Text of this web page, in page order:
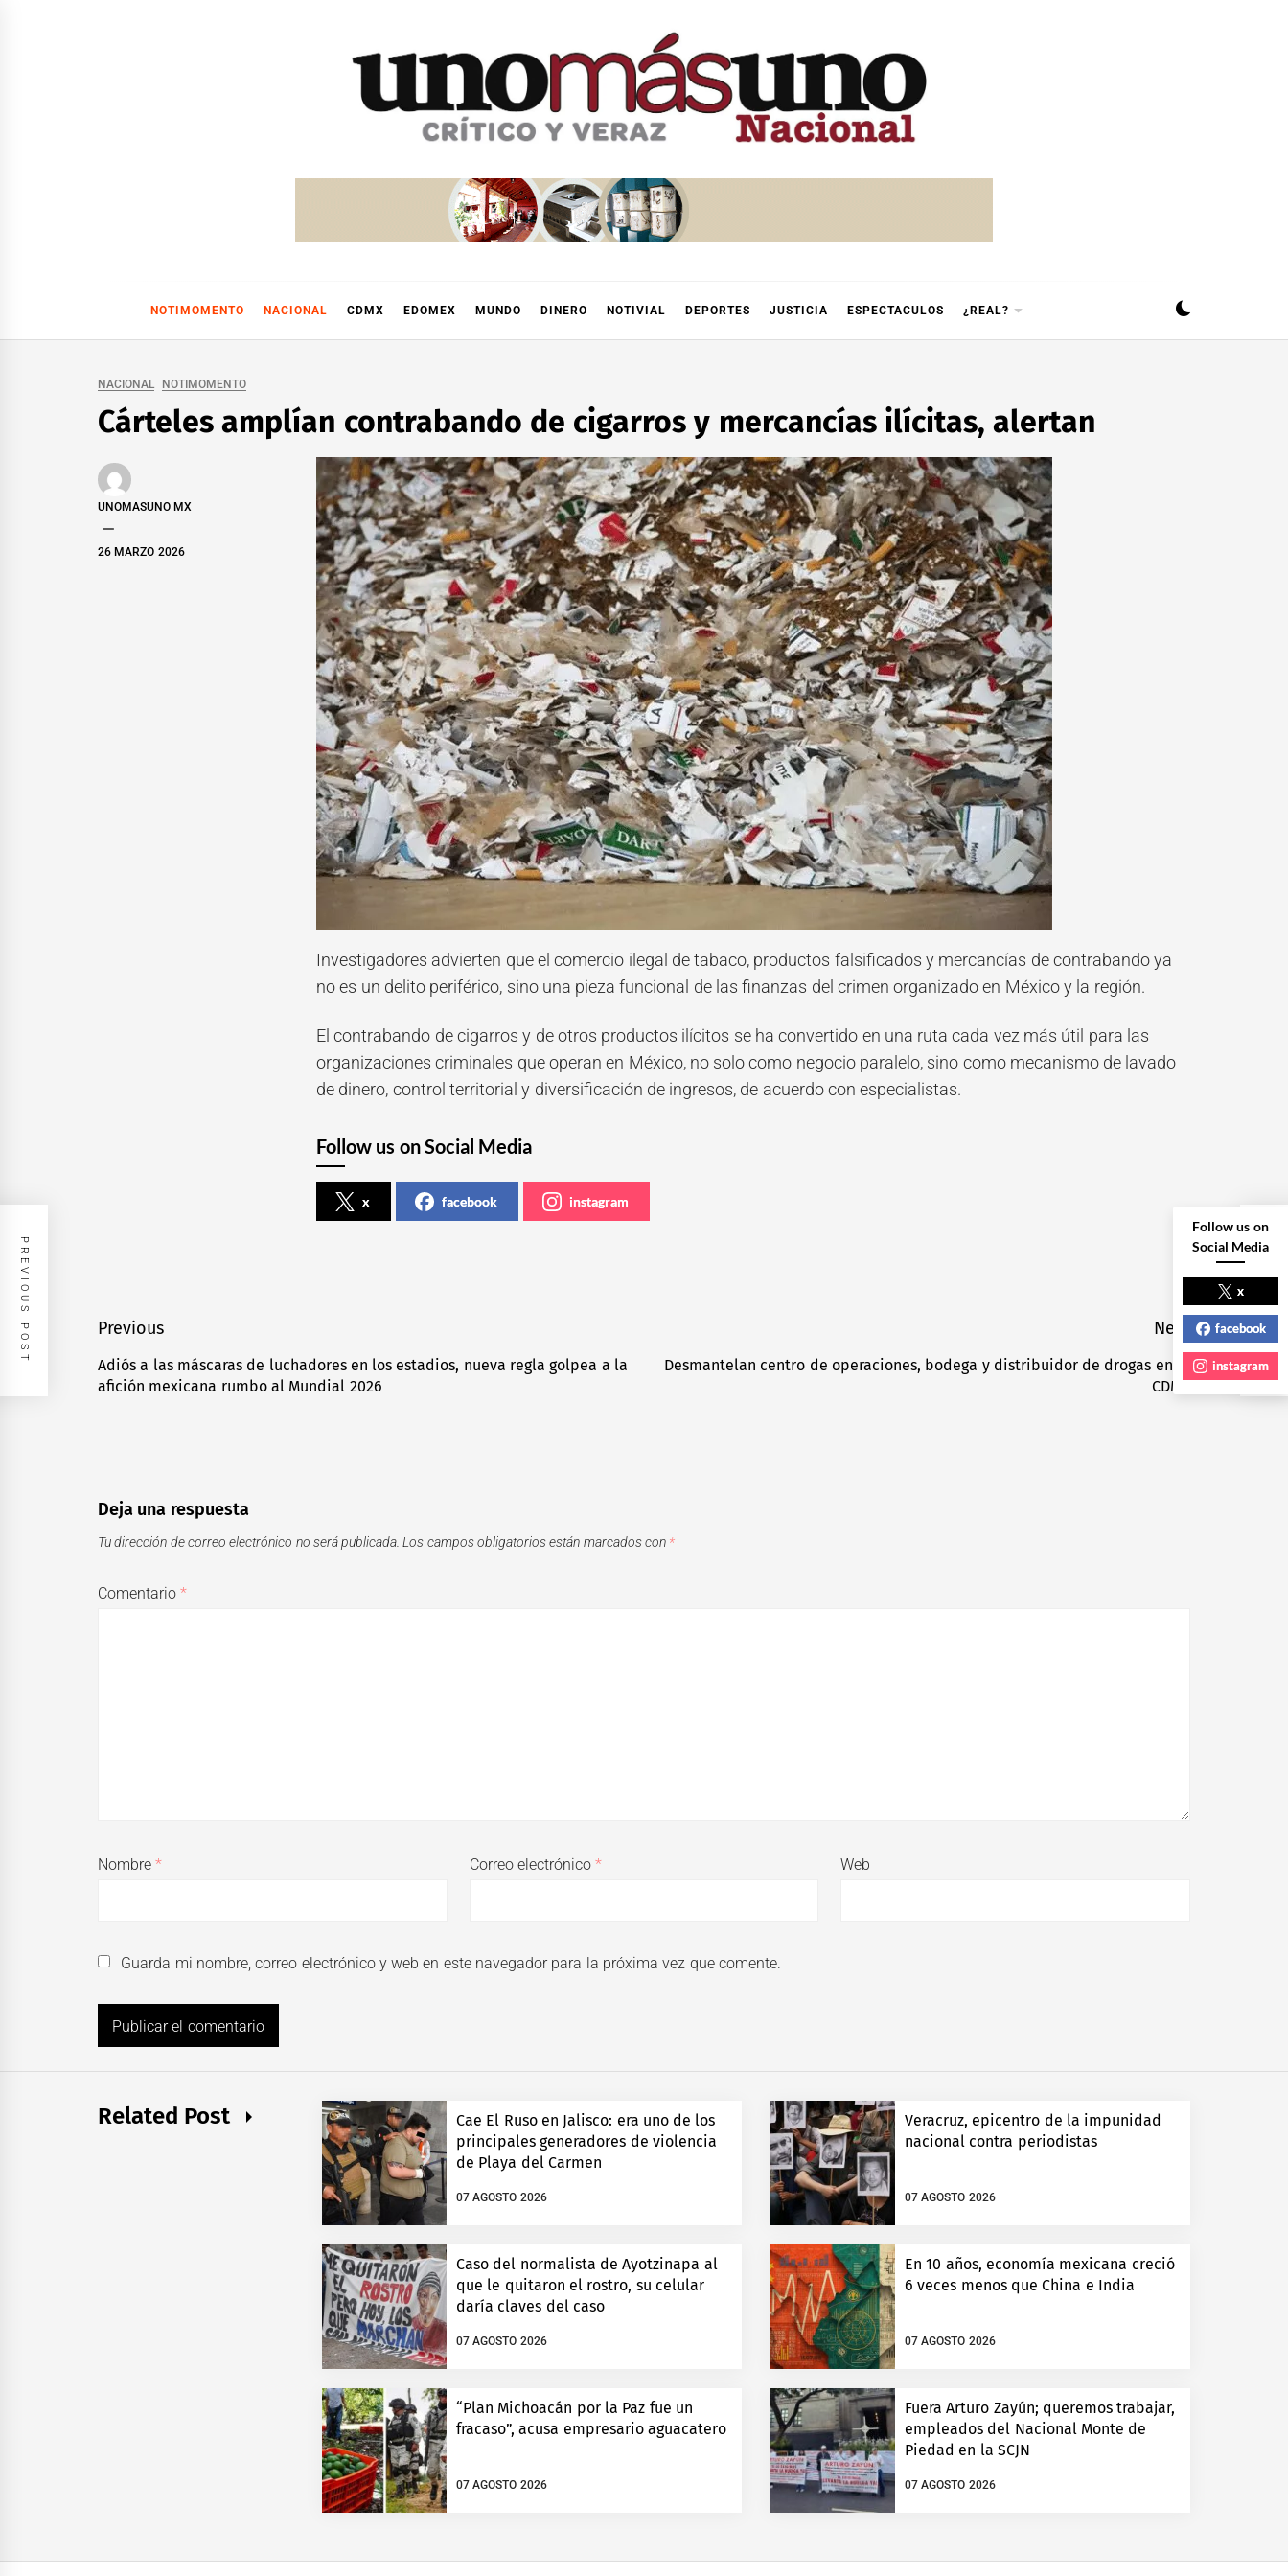
NOTIMOMENTO NACIONAL CDMX EDOMEX MUNDO DINERO NOTIVIAL DEPORTES JUSTICIA ESPECTACULOS ¿REAL?
NACIONAL NOTIMOMENTO
Cárteles amplían contrabando de cigarros y mercancías ilícitas, alertan
UNOMASUNO MX
26 MARZO 2026
Investigadores advierten que el comercio ilegal de tabaco, productos falsificados y mercancías de contrabando ya
no es un delito periférico, sino una pieza funcional de las finanzas del crimen organizado en México y la región.
El contrabando de cigarros y de otros productos ilícitos se ha convertido en una ruta cada vez más útil para las
organizaciones criminales que operan en México, no solo como negocio paralelo, sino como mecanismo de lavado
de dinero, control territorial y diversificación de ingresos, de acuerdo con especialistas.
Follow us on Social Media
x facebook instagram
Navegación
de
entradas
Previous
Previous
post:
Adiós a las máscaras de luchadores en los estadios, nueva regla golpea a la
afición mexicana rumbo al Mundial 2026
Next
Next
Desmantelan centro de operaciones, bodega y distribuidor de drogas en la
CDMX
PREVIOUS POST NEXT POST
Deja una respuesta
Tu dirección de correo electrónico no será publicada. Los campos obligatorios están marcados con *
Comentario*
Nombre* Correo electrónico* Web
Guarda mi nombre, correo electrónico y web en este navegador para la próxima vez que comente.
Related Post
Cae El Ruso en Jalisco: era uno de los
principales generadores de violencia
de Playa del Carmen
07 AGOSTO 2026
Veracruz, epicentro de la impunidad
nacional contra periodistas
07 AGOSTO 2026
Caso del normalista de Ayotzinapa al
que le quitaron el rostro, su celular
daría claves del caso
07 AGOSTO 2026
En 10 años, economía mexicana creció
6 veces menos que China e India
07 AGOSTO 2026
“Plan Michoacán por la Paz fue un
fracaso”, acusa empresario aguacatero
07 AGOSTO 2026
Fuera Arturo Zayún; queremos trabajar,
empleados del Nacional Monte de
Piedad en la SCJN
07 AGOSTO 2026
Follow us on
Social Media
x
facebook
instagram